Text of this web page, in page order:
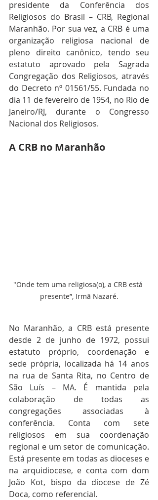
presidente da Conferência dos
Religiosos do Brasil – CRB, Regional
Maranhão. Por sua vez, a CRB é uma
organização religiosa nacional de
pleno direito canônico, tendo seu
estatuto aprovado pela Sagrada
Congregação dos Religiosos, através
do Decreto nº 01561/55. Fundada no
dia 11 de fevereiro de 1954, no Rio de
Janeiro/RJ, durante o Congresso
Nacional dos Religiosos.
A CRB no Maranhão
"Onde tem uma religiosa(o), a CRB está
presente”, Irmã Nazaré.
No Maranhão, a CRB está presente
desde 2 de junho de 1972, possui
estatuto próprio, coordenação e
sede própria, localizada há 14 anos
na rua de Santa Rita, no Centro de
São Luís – MA. É mantida pela
colaboração de todas as
congregações associadas à
conferência. Conta com sete
religiosos em sua coordenação
regional e um setor de comunicação.
Está presente em todas as dioceses e
na arquidiocese, e conta com dom
João Kot, bispo da diocese de Zé
Doca, como referencial.